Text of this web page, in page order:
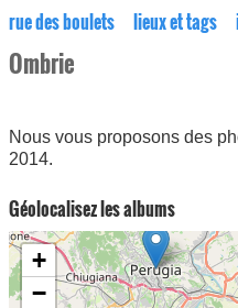
rue des boulets lieux et tags
Ombrie
Nous vous proposons des
2014.
Géolocalisez les albums
+
−